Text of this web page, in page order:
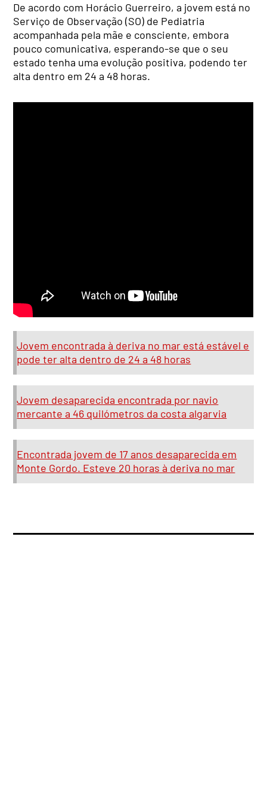
De acordo com Horácio Guerreiro, a jovem está no
Serviço de Observação (SO) de Pediatria
acompanhada pela mãe e consciente, embora
pouco comunicativa, esperando-se que o seu
estado tenha uma evolução positiva, podendo ter
alta dentro em 24 a 48 horas.
Jovem encontrada à deriva no mar está estável e
pode ter alta dentro de 24 a 48 horas
Jovem desaparecida encontrada por navio
mercante a 46 quilómetros da costa algarvia
Encontrada jovem de 17 anos desaparecida em
Monte Gordo. Esteve 20 horas à deriva no mar